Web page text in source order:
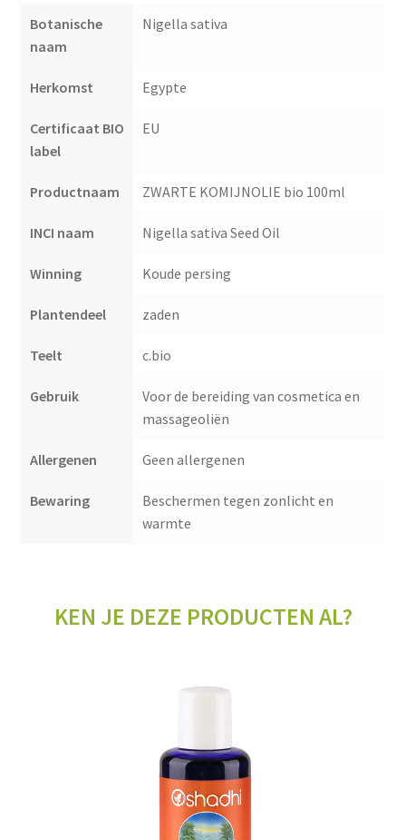
Botanische
naam
Nigella sativa
Herkomst Egypte
Certificaat BIO
label
EU
Productnaam ZWARTE KOMIJNOLIE bio 100ml
INCI naam Nigella sativa Seed Oil
Winning Koude persing
Plantendeel zaden
Teelt c.bio
Gebruik
Voor de bereiding van cosmetica en
massageoliën
Allergenen Geen allergenen
Bewaring
Beschermen tegen zonlicht en
warmte
KEN JE DEZE PRODUCTEN AL?